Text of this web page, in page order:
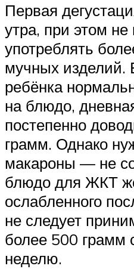
Первая
утра, при этом не
употреблять
мучных изделий.
ребёнка
на блюдо,
постепенно
грамм. Однако
макароны — не
блюдо для ЖКТ
ослабленного
не следует
более 500 грамм
неделю.